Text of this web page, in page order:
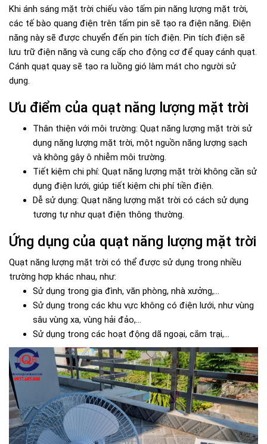
Khi ánh sáng mặt trời chiếu vào tấm pin năng lượng mặt trời,
các tế bào quang điện trên tấm pin sẽ tạo ra điện năng. Điện
năng này sẽ được chuyển đến pin tích điện. Pin tích điện sẽ
lưu trữ điện năng và cung cấp cho động cơ để quay cánh quạt.
Cánh quạt quay sẽ tạo ra luồng gió làm mát cho người sử
dụng.
Ưu điểm của quạt năng lượng mặt trời
Thân thiện với môi trường: Quạt năng lượng mặt trời sử
dụng năng lượng mặt trời, một nguồn năng lượng sạch
và không gây ô nhiễm môi trường.
Tiết kiệm chi phí: Quạt năng lượng mặt trời không cần sử
dụng điện lưới, giúp tiết kiệm chi phí tiền điện.
Dễ sử dụng: Quạt năng lượng mặt trời có cách sử dụng
tương tự như quạt điện thông thường.
Ứng dụng của quạt năng lượng mặt trời
Quạt năng lượng mặt trời có thể được sử dụng trong nhiều
trường hợp khác nhau, như:
Sử dụng trong gia đình, văn phòng, nhà xưởng,...
Sử dụng trong các khu vực không có điện lưới, như vùng
sâu vùng xa, vùng hải đảo,...
Sử dụng trong các hoạt động dã ngoại, cắm trại,...